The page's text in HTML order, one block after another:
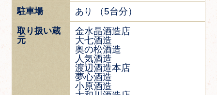
駐車場
あり （5台分）
取り扱い蔵
元
金水晶酒造店
大七酒造
奥の松酒造
人気酒造
渡辺酒造本店
夢心酒造
小原酒造